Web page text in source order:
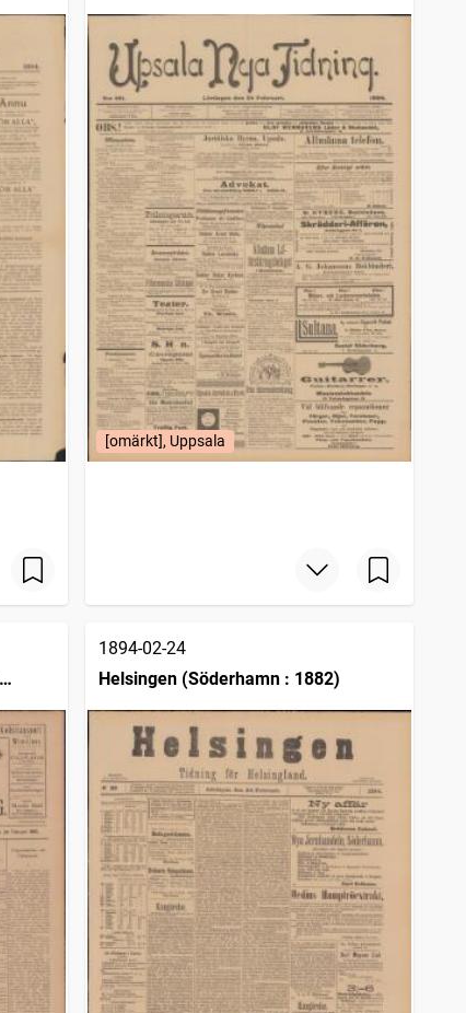
[omärkt], Uppsala
1894-02-24
Helsingen (Söderhamn : 1882)